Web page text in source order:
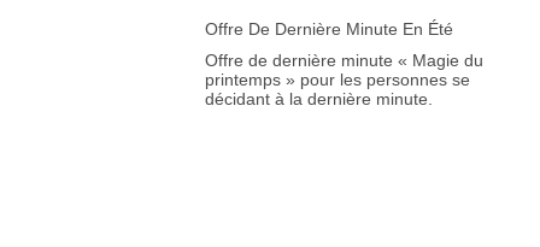
Offre De Dernière Minute En Été
Offre de dernière minute « Magie du
printemps » pour les personnes se
décidant à la dernière minute.